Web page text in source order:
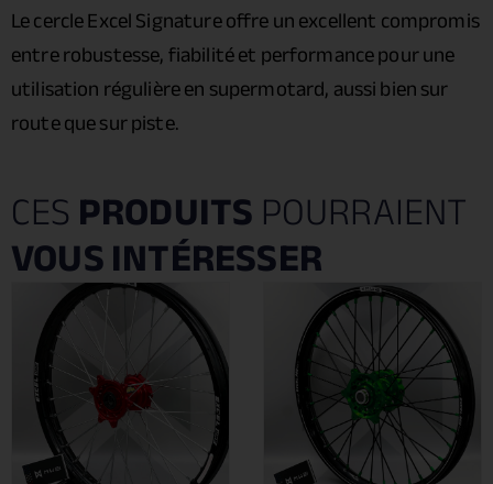
Le cercle Excel Signature offre un excellent compromis
entre robustesse, fiabilité et performance pour une
utilisation régulière en supermotard, aussi bien sur
route que sur piste.
CESPRODUITSPOURRAIENT
VOUS INTÉRESSER